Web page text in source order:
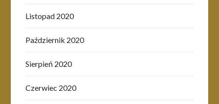
Listopad 2020
Październik 2020
Sierpień 2020
Czerwiec 2020